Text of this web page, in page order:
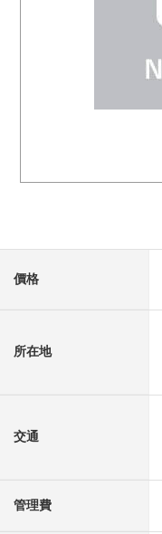
價格
所在地
交通
管理費